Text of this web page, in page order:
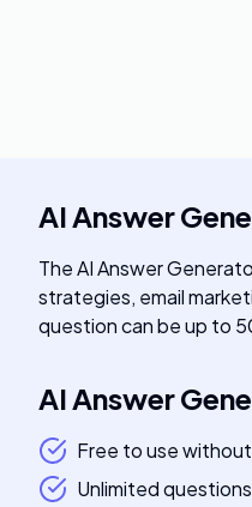
AI Answer
The AI Answer
strategies, email
question can be up to
AI Answer
Free to use
Unlimited